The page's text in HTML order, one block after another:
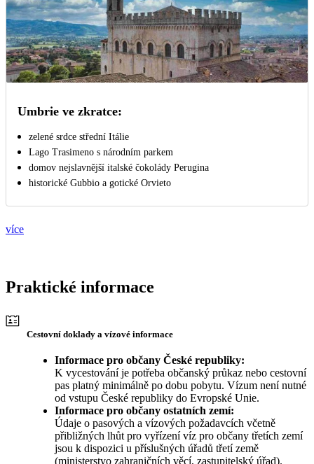
Umbrie ve zkratce:
zelené srdce střední Itálie
Lago Trasimeno s národním parkem
domov nejslavnější italské čokolády Perugina
historické Gubbio a gotické Orvieto
více
Praktické informace
Cestovní doklady a vízové informace
Informace pro občany České republiky:
K vycestování je potřeba občanský průkaz nebo cestovní
pas platný minimálně po dobu pobytu. Vízum není nutné
od vstupu České republiky do Evropské Unie.
Informace pro občany ostatních zemí:
Údaje o pasových a vízových požadavcích včetně
přibližných lhůt pro vyřízení víz pro občany třetích zemí
jsou k dispozici u příslušných úřadů třetí země
(ministerstvo zahraničních věcí, zastupitelský úřad).